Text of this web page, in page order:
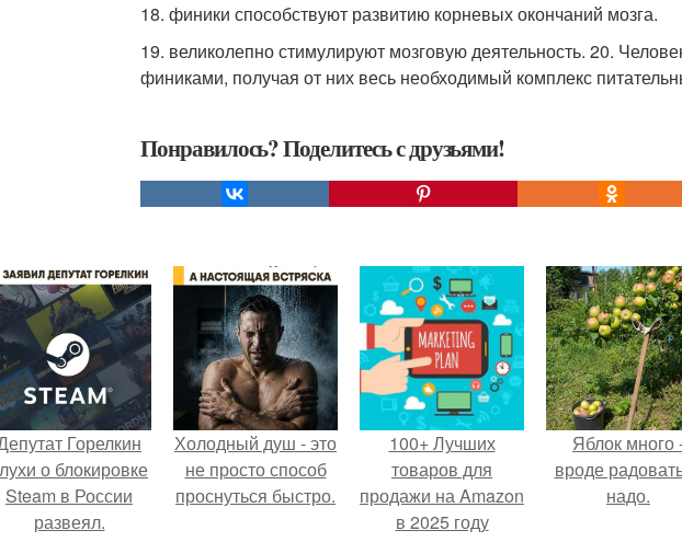
18. финики способствуют развитию корневых окончаний мозга.
19. великолепно стимулируют мозговую деятельность. 20.
финиками, получая от них весь необходимый комплекс
Понравилось? Поделитесь с друзьями!
Горелкин
о блокировке
Steam в России
развеял.
Холодный душ - это
не просто способ
проснуться быстро.
100+ Лучших
товаров для
продажи на Amazon
в 2025 году
Яблок много
вроде
надо.